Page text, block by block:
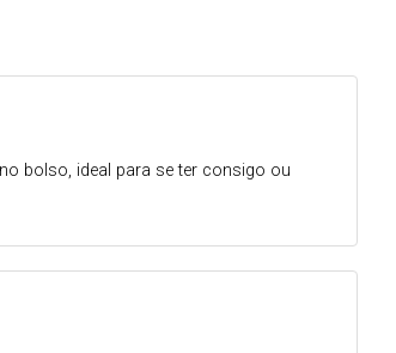
bolso, ideal para se ter consigo ou